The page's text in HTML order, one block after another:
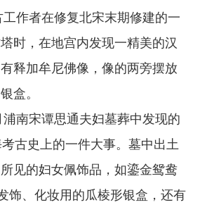
作者在修复北宋末期修建的一
时，在地宫内发现一精美的汉
释加牟尼佛像，像的两旁摆放
盒。
宋谭思通夫妇墓葬中发现的
古史上的一件大事。墓中出土
见的妇女佩饰品，如鎏金鸳鸯
饰、化妆用的瓜棱形银盒，还有